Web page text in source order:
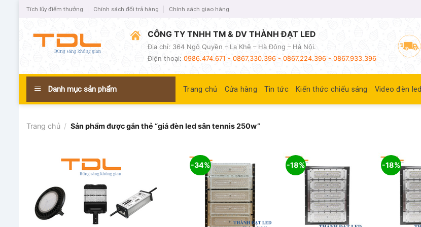
Tích lũy điểm thưởng Chính sách đổi trả hàng Chính sách giao hàng
CÔNG TY TNHH TM & DV THÀNH ĐẠT LED
Địa chỉ: 364 Ngô Quyền – La Khê – Hà Đông – Hà Nội.
Điện thoại: 0986.474.671 - 0867.330.396 - 0867.224.396 - 0867.933.396
Danh mục sản phẩm Trang chủ Cửa hàng Tin tức Kiến thức chiếu sáng Video đèn led
Trang chủ / Sản phẩm được gắn thẻ “giá đèn led sân tennis 250w”
-34% -18% -18%